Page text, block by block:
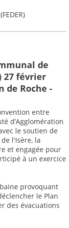
de
27 février
de Roche -
entre
d’Agglomération
le soutien de
l'Isère, la
et engagée pour
à un exercice
provoquant
le Plan
des évacuations